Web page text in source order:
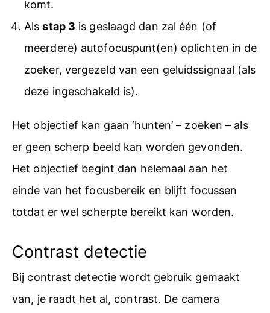
komt.
Alsstap 3 is geslaagd dan zal één (of
meerdere) autofocuspunt(en) oplichten in de
zoeker, vergezeld van een geluidssignaal (als
deze ingeschakeld is).
Het objectief kan gaan ‘hunten’ – zoeken – als
er geen scherp beeld kan worden gevonden.
Het objectief begint dan helemaal aan het
einde van het focusbereik en blijft focussen
totdat er wel scherpte bereikt kan worden.
Contrast detectie
Bij contrast detectie wordt gebruik gemaakt
van, je raadt het al, contrast. De camera